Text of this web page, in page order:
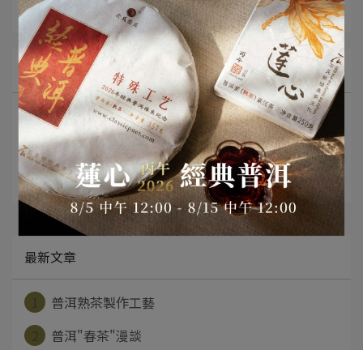
影音分享
文章分類
普洱茶知識 名詞釋義
沖泡與品飲
普洱茶存放與保存
茶具推薦
市場趨勢與產業動態
經典普洱專欄
最新文章
普洱熟茶製作工藝
普洱"春茶"漫談